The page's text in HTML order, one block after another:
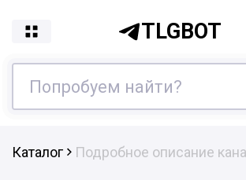
TLGBOT
Каталог Подробное описание